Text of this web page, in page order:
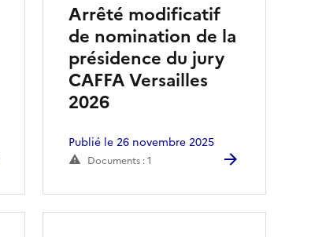
Arrêté modificatif
de nomination de la
présidence du jury
CAFFA Versailles
2026
Publié le 26 novembre 2025
Documents : 1